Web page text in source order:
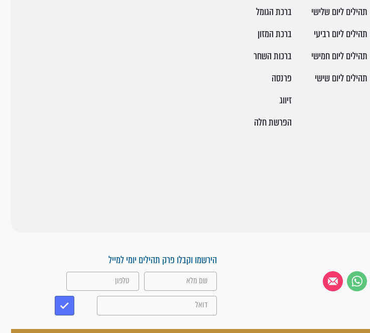
תהילים ליום שלישי
תהילים ליום רביעי
תהילים ליום חמישי
תהילים ליום שישי
ברכת הגומל
ברכת המזון
ברכות השחר
פרנסה
זיווג
הפרשת חלה
הירשמו וקבלו פרק תהילים יומי למייל